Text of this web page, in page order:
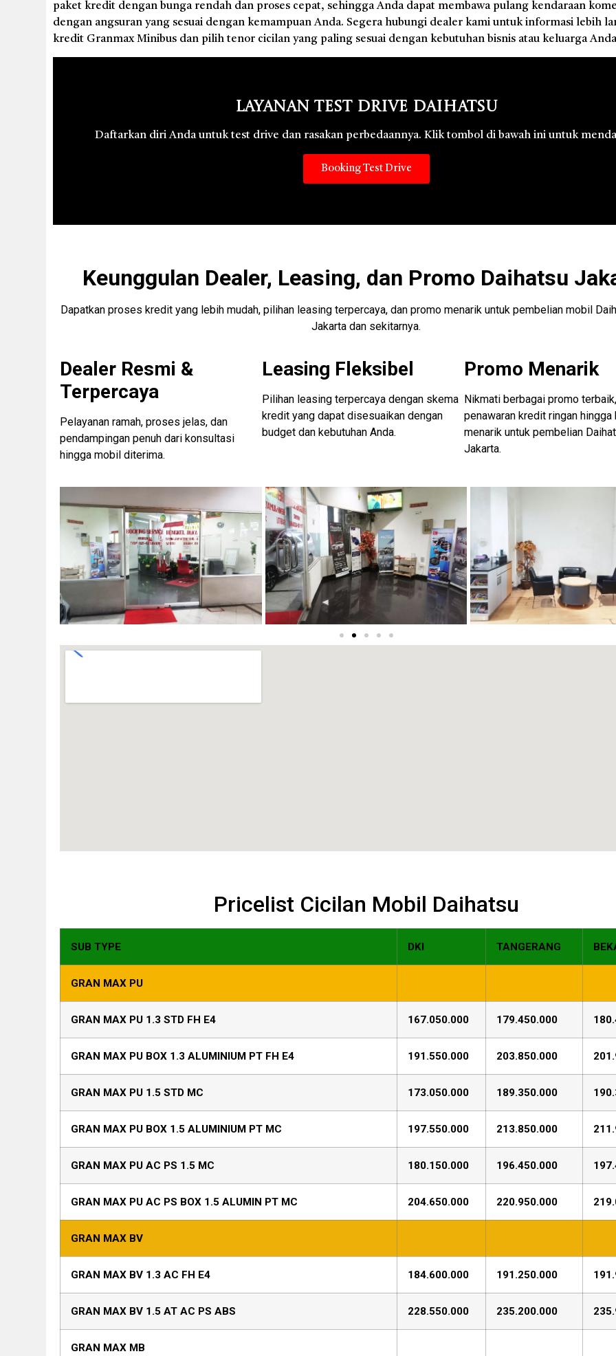
paket kredit dengan bunga rendah dan proses cepat, sehingga Anda dapat membawa pulang kendaraan
dengan angsuran yang sesuai dengan kemampuan Anda. Segera hubungi dealer kami untuk informasi lebih
kredit Granmax Minibus dan pilih tenor cicilan yang paling sesuai dengan kebutuhan bisnis atau keluarga
Layanan Test Drive Daihatsu
Daftarkan diri Anda untuk test drive dan rasakan perbedaannya. Klik tombol di bawah ini untuk
Booking Test Drive
Keunggulan Dealer, Leasing, dan Promo Daihatsu
Dapatkan proses kredit yang lebih mudah, pilihan leasing terpercaya, dan promo menarik untuk pembelian mobil
Jakarta dan sekitarnya.
Dealer Resmi &
Terpercaya
Pelayanan ramah, proses jelas, dan
pendampingan penuh dari konsultasi
hingga mobil diterima.
Leasing Fleksibel
Pilihan leasing terpercaya dengan skema
kredit yang dapat disesuaikan dengan
budget dan kebutuhan Anda.
Promo Menarik
Nikmati berbagai promo
penawaran kredit ringan hingga
menarik untuk pembelian
Jakarta.
Pricelist Cicilan Mobil Daihatsu
SUB TYPE DKI TANGERANG
GRAN MAX PU
GRAN MAX PU 1.3 STD FH E4 167.050.000 179.450.000
GRAN MAX PU BOX 1.3 ALUMINIUM PT FH E4 191.550.000 203.850.000
GRAN MAX PU 1.5 STD MC 173.050.000 189.350.000
GRAN MAX PU BOX 1.5 ALUMINIUM PT MC 197.550.000 213.850.000
GRAN MAX PU AC PS 1.5 MC 180.150.000 196.450.000
GRAN MAX PU AC PS BOX 1.5 ALUMIN PT MC 204.650.000 220.950.000
GRAN MAX BV
GRAN MAX BV 1.3 AC FH E4 184.600.000 191.250.000
GRAN MAX BV 1.5 AT AC PS ABS 228.550.000 235.200.000
GRAN MAX MB